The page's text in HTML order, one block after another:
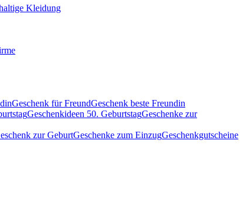
Kleidung
Geschenk für FreundGeschenk beste Freundin
Geschenkideen 50. GeburtstagGeschenke zur
zur GeburtGeschenke zum EinzugGeschenkgutscheine